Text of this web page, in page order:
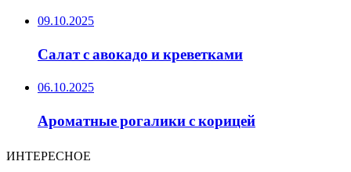
09.10.2025
Салат с авокадо и креветками
06.10.2025
Ароматные рогалики с корицей
ИНТЕРЕСНОЕ